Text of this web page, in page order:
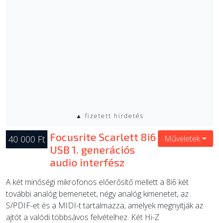
▲ fizetett hirdetés
40 000 Ft Focusrite Scarlett 8i6
USB 1. generációs
audio interfész
Műveletek
A két minőségi mikrofonos előerősítő mellett a 8i6 két
további analóg bemenetet, négy analóg kimenetet, az
S/PDIF-et és a MIDI-t tartalmazza, amelyek megnyitják az
ajtót a valódi többsávos felvételhez. Két Hi-Z